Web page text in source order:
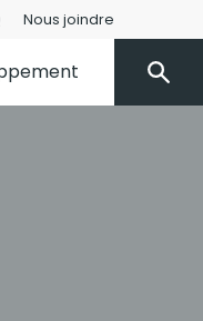
Nous joindre